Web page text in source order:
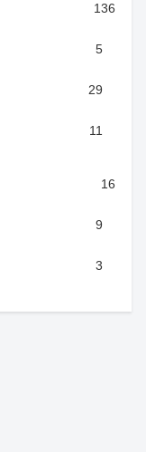
136
5
29
11
16
9
3